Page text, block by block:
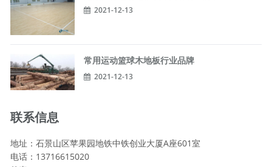
2021-12-13
常用运动篮球木地板行业品牌
2021-12-13
联系信息
地址：石景山区苹果园地铁中铁创业大厦A座601室
电话：13716615020